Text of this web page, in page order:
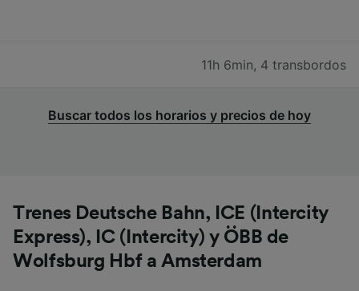
11h 6min, 4 transbordos
Buscar todos los horarios y precios de hoy
Trenes Deutsche Bahn, ICE (Intercity
Express), IC (Intercity) y ÖBB de
Wolfsburg Hbf a Amsterdam